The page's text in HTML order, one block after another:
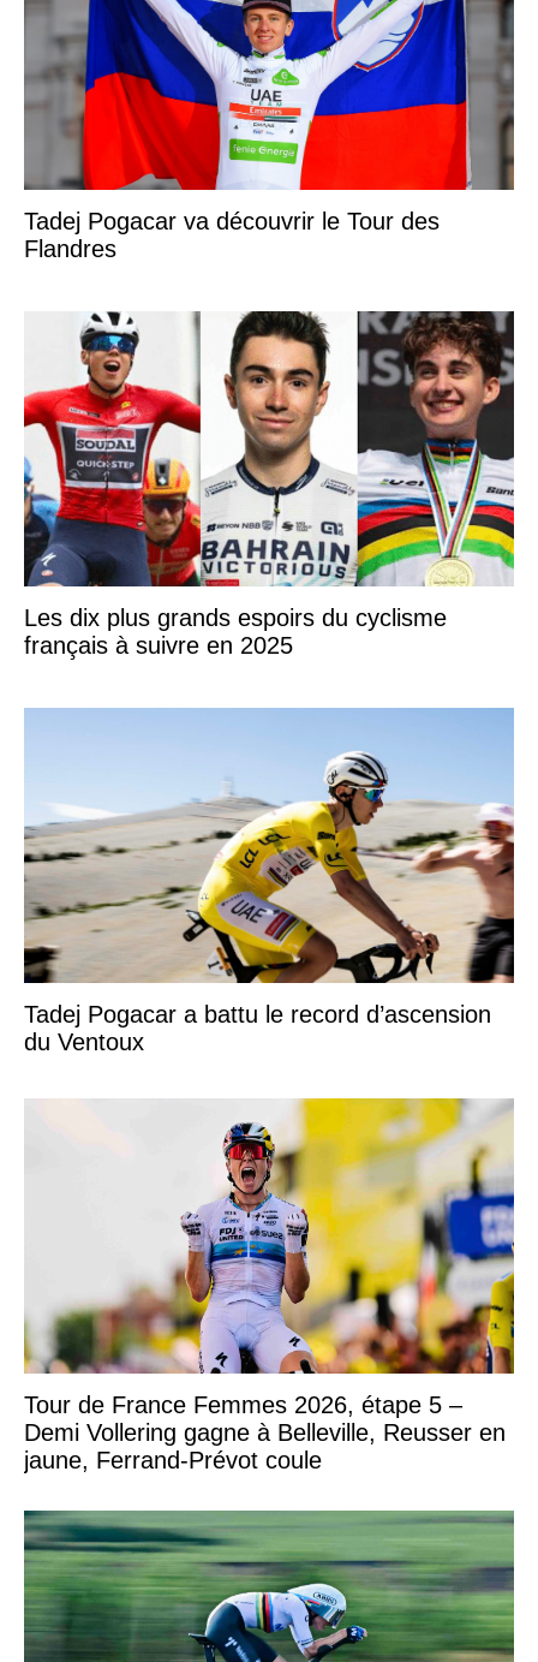
Tadej Pogacar va découvrir le Tour des
Flandres
Les dix plus grands espoirs du cyclisme
français à suivre en 2025
Tadej Pogacar a battu le record d’ascension
du Ventoux
Tour de France Femmes 2026, étape 5 –
Demi Vollering gagne à Belleville, Reusser en
jaune, Ferrand-Prévot coule